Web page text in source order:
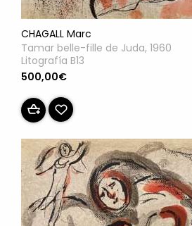
CHAGALL Marc
Tamar belle-fille de Juda, 1960
Litografía B13
500,00€